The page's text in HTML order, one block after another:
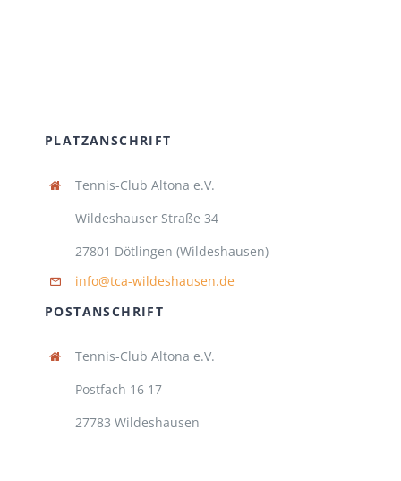
PLATZANSCHRIFT
Tennis-Club Altona e.V.
Wildeshauser Straße 34
27801 Dötlingen (Wildeshausen)
info@tca-wildeshausen.de
POSTANSCHRIFT
Tennis-Club Altona e.V.
Postfach 16 17
27783 Wildeshausen